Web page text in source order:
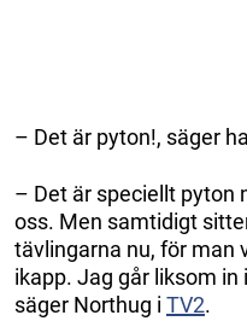
– Det är pyton!, säger
– Det är speciellt pyton
oss. Men samtidigt
tävlingarna nu, för man
ikapp. Jag går liksom
säger Northug i TV2.